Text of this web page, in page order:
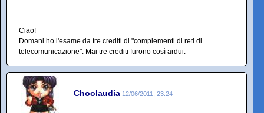
Ciao!
Domani ho l'esame da tre crediti di "complementi di reti di
telecomunicazione". Mai tre crediti furono così ardui.
Choolaudia 12/06/2011, 23:24